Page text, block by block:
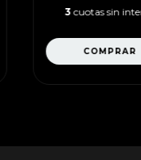
3 cuotas sin